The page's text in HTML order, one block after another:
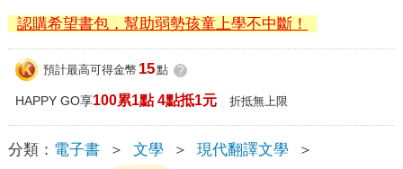
認購希望書包，幫助弱勢孩童上學不中斷！
預計最高可得金幣 15點 ?
HAPPY GO享100累1點 4點抵1元 折抵無上限
分類： 電子書 ＞ 文學 ＞ 現代翻譯文學
＞